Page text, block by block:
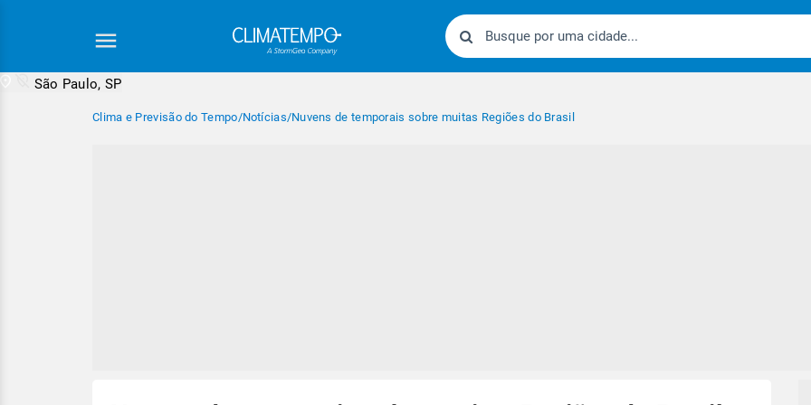
São Paulo, SP
Clima e Previsão do Tempo/Notícias/Nuvens de temporais sobre muitas Regiões do Brasil